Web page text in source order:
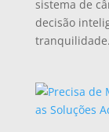
sistema de
decisão